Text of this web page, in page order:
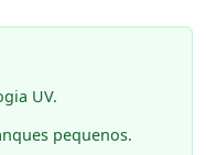
UV.
pequenos.